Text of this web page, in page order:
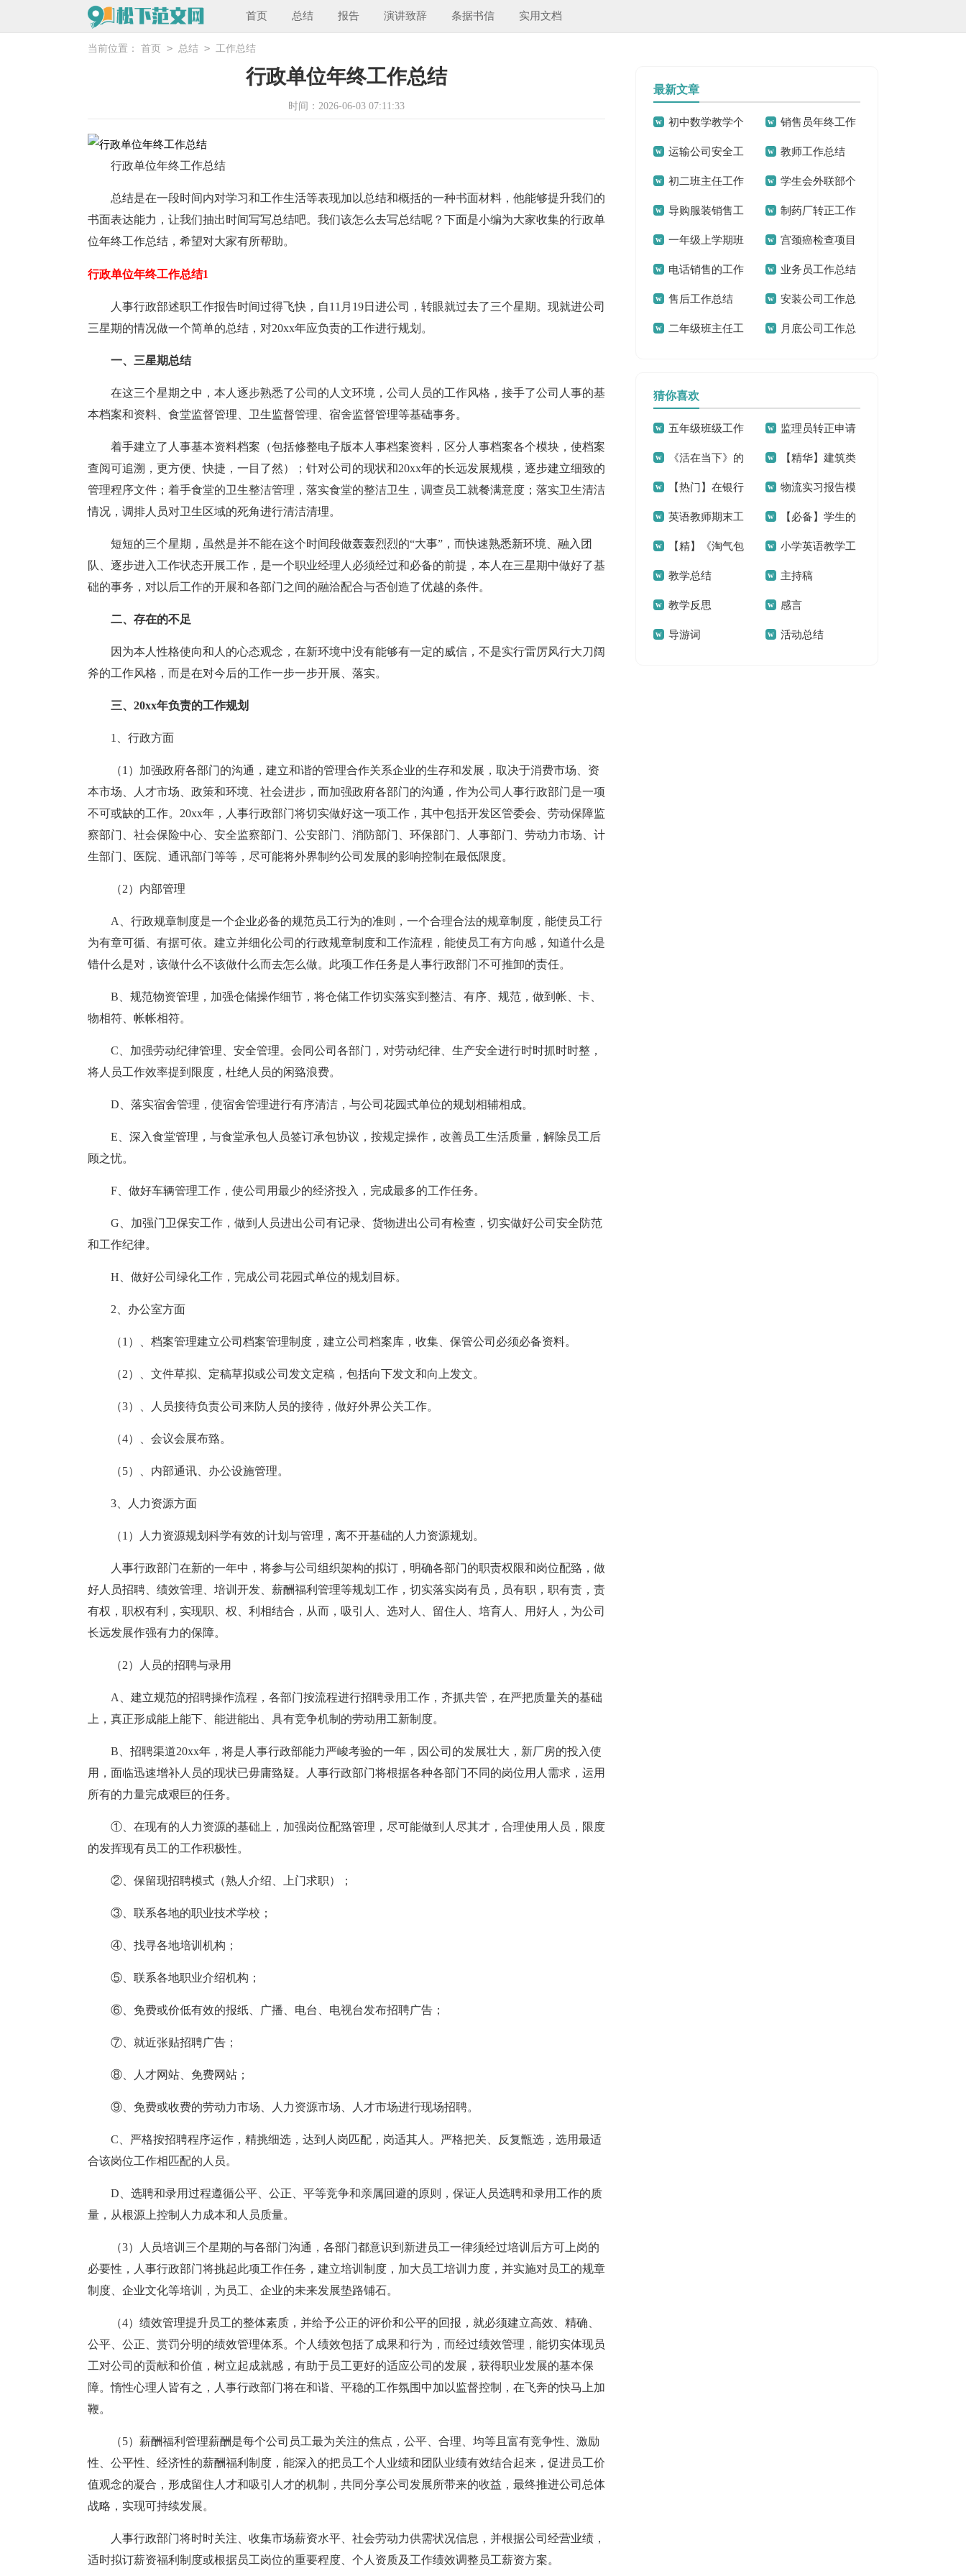
首页 总结 报告 演讲致辞 条据书信 实用文档
当前位置： 首页 > 总结 > 工作总结
行政单位年终工作总结
时间：2026-06-03 07:11:33
行政单位年终工作总结
总结是在一段时间内对学习和工作生活等表现加以总结和概括的一种书面材料，他能够提升我们的
书面表达能力，让我们抽出时间写写总结吧。我们该怎么去写总结呢？下面是小编为大家收集的行政单
位年终工作总结，希望对大家有所帮助。
行政单位年终工作总结1
人事行政部述职工作报告时间过得飞快，自11月19日进公司，转眼就过去了三个星期。现就进公司
三星期的情况做一个简单的总结，对20xx年应负责的工作进行规划。
一、三星期总结
在这三个星期之中，本人逐步熟悉了公司的人文环境，公司人员的工作风格，接手了公司人事的基
本档案和资料、食堂监督管理、卫生监督管理、宿舍监督管理等基础事务。
着手建立了人事基本资料档案（包括修整电子版本人事档案资料，区分人事档案各个模块，使档案
查阅可追溯，更方便、快捷，一目了然）；针对公司的现状和20xx年的长远发展规模，逐步建立细致的
管理程序文件；着手食堂的卫生整洁管理，落实食堂的整洁卫生，调查员工就餐满意度；落实卫生清洁
情况，调排人员对卫生区域的死角进行清洁清理。
短短的三个星期，虽然是并不能在这个时间段做轰轰烈烈的“大事”，而快速熟悉新环境、融入团
队、逐步进入工作状态开展工作，是一个职业经理人必须经过和必备的前提，本人在三星期中做好了基
础的事务，对以后工作的开展和各部门之间的融洽配合与否创造了优越的条件。
二、存在的不足
因为本人性格使向和人的心态观念，在新环境中没有能够有一定的威信，不是实行雷厉风行大刀阔
斧的工作风格，而是在对今后的工作一步一步开展、落实。
三、20xx年负责的工作规划
1、行政方面
（1）加强政府各部门的沟通，建立和谐的管理合作关系企业的生存和发展，取决于消费市场、资
本市场、人才市场、政策和环境、社会进步，而加强政府各部门的沟通，作为公司人事行政部门是一项
不可或缺的工作。20xx年，人事行政部门将切实做好这一项工作，其中包括开发区管委会、劳动保障监
察部门、社会保险中心、安全监察部门、公安部门、消防部门、环保部门、人事部门、劳动力市场、计
生部门、医院、通讯部门等等，尽可能将外界制约公司发展的影响控制在最低限度。
（2）内部管理
A、行政规章制度是一个企业必备的规范员工行为的准则，一个合理合法的规章制度，能使员工行
为有章可循、有据可依。建立并细化公司的行政规章制度和工作流程，能使员工有方向感，知道什么是
错什么是对，该做什么不该做什么而去怎么做。此项工作任务是人事行政部门不可推卸的责任。
B、规范物资管理，加强仓储操作细节，将仓储工作切实落实到整洁、有序、规范，做到帐、卡、
物相符、帐帐相符。
C、加强劳动纪律管理、安全管理。会同公司各部门，对劳动纪律、生产安全进行时时抓时时整，
将人员工作效率提到限度，杜绝人员的闲臵浪费。
D、落实宿舍管理，使宿舍管理进行有序清洁，与公司花园式单位的规划相辅相成。
E、深入食堂管理，与食堂承包人员签订承包协议，按规定操作，改善员工生活质量，解除员工后
顾之忧。
F、做好车辆管理工作，使公司用最少的经济投入，完成最多的工作任务。
G、加强门卫保安工作，做到人员进出公司有记录、货物进出公司有检查，切实做好公司安全防范
和工作纪律。
H、做好公司绿化工作，完成公司花园式单位的规划目标。
2、办公室方面
（1）、档案管理建立公司档案管理制度，建立公司档案库，收集、保管公司必须必备资料。
（2）、文件草拟、定稿草拟或公司发文定稿，包括向下发文和向上发文。
（3）、人员接待负责公司来防人员的接待，做好外界公关工作。
（4）、会议会展布臵。
（5）、内部通讯、办公设施管理。
3、人力资源方面
（1）人力资源规划科学有效的计划与管理，离不开基础的人力资源规划。
人事行政部门在新的一年中，将参与公司组织架构的拟订，明确各部门的职责权限和岗位配臵，做
好人员招聘、绩效管理、培训开发、薪酬福利管理等规划工作，切实落实岗有员，员有职，职有责，责
有权，职权有利，实现职、权、利相结合，从而，吸引人、选对人、留住人、培育人、用好人，为公司
长远发展作强有力的保障。
（2）人员的招聘与录用
A、建立规范的招聘操作流程，各部门按流程进行招聘录用工作，齐抓共管，在严把质量关的基础
上，真正形成能上能下、能进能出、具有竞争机制的劳动用工新制度。
B、招聘渠道20xx年，将是人事行政部能力严峻考验的一年，因公司的发展壮大，新厂房的投入使
用，面临迅速增补人员的现状已毋庸臵疑。人事行政部门将根据各种各部门不同的岗位用人需求，运用
所有的力量完成艰巨的任务。
①、在现有的人力资源的基础上，加强岗位配臵管理，尽可能做到人尽其才，合理使用人员，限度
的发挥现有员工的工作积极性。
②、保留现招聘模式（熟人介绍、上门求职）；
③、联系各地的职业技术学校；
④、找寻各地培训机构；
⑤、联系各地职业介绍机构；
⑥、免费或价低有效的报纸、广播、电台、电视台发布招聘广告；
⑦、就近张贴招聘广告；
⑧、人才网站、免费网站；
⑨、免费或收费的劳动力市场、人力资源市场、人才市场进行现场招聘。
C、严格按招聘程序运作，精挑细选，达到人岗匹配，岗适其人。严格把关、反复甑选，选用最适
合该岗位工作相匹配的人员。
D、选聘和录用过程遵循公平、公正、平等竞争和亲属回避的原则，保证人员选聘和录用工作的质
量，从根源上控制人力成本和人员质量。
（3）人员培训三个星期的与各部门沟通，各部门都意识到新进员工一律须经过培训后方可上岗的
必要性，人事行政部门将挑起此项工作任务，建立培训制度，加大员工培训力度，并实施对员工的规章
制度、企业文化等培训，为员工、企业的未来发展垫路铺石。
（4）绩效管理提升员工的整体素质，并给予公正的评价和公平的回报，就必须建立高效、精确、
公平、公正、赏罚分明的绩效管理体系。个人绩效包括了成果和行为，而经过绩效管理，能切实体现员
工对公司的贡献和价值，树立起成就感，有助于员工更好的适应公司的发展，获得职业发展的基本保
障。惰性心理人皆有之，人事行政部门将在和谐、平稳的工作氛围中加以监督控制，在飞奔的快马上加
鞭。
（5）薪酬福利管理薪酬是每个公司员工最为关注的焦点，公平、合理、均等且富有竞争性、激励
性、公平性、经济性的薪酬福利制度，能深入的把员工个人业绩和团队业绩有效结合起来，促进员工价
值观念的凝合，形成留住人才和吸引人才的机制，共同分享公司发展所带来的收益，最终推进公司总体
战略，实现可持续发展。
人事行政部门将时时关注、收集市场薪资水平、社会劳动力供需状况信息，并根据公司经营业绩，
适时拟订薪资福利制度或根据员工岗位的重要程度、个人资质及工作绩效调整员工薪资方案。
最新文章
初中数学教学个
人工作总结
销售员年终工作
总结
运输公司安全工
作总结
教师工作总结
初二班主任工作
总结集合15篇
学生会外联部个
人工作总结
导购服装销售工
作总结
制药厂转正工作
总结
一年级上学期班
主任工作总结
宫颈癌检查项目
工作总结
电话销售的工作
总结
业务员工作总结
精选15篇
售后工作总结 安装公司工作总
结
二年级班主任工 月底公司工作总
猜你喜欢
五年级班级工作
总结(15篇)
监理员转正申请
书
《活在当下》的
读书笔记
【精华】建筑类
的实习报告锦集10
篇
【热门】在银行
的实习报告三篇
物流实习报告模
板集锦九篇
英语教师期末工
作总结
【必备】学生的
实习报告3篇
【精】《淘气包
马小跳》读后感
小学英语教学工
作总结15篇
教学总结 主持稿
教学反思 感言
导游词 活动总结